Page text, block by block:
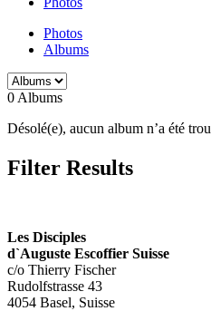
Photos
Albums
0 Albums
Désolé(e), aucun album n’a été
Filter Results
Les Disciples
d`Auguste Escoffier Suisse
c/o Thierry Fischer
Rudolfstrasse 43
4054 Basel, Suisse